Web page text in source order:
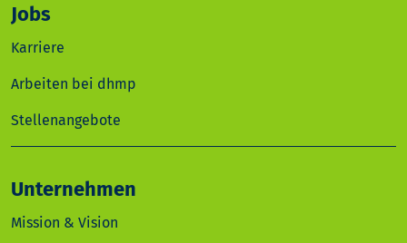
Jobs
Karriere
Arbeiten bei dhmp
Stellenangebote
Unternehmen
Mission & Vision